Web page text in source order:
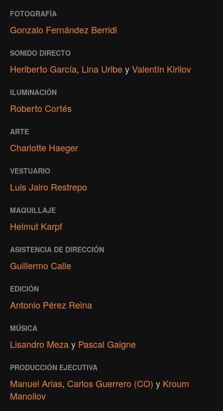
FOTOGRAFÍA
Gonzalo Fernández Berridi
SONIDO DIRECTO
Heriberto García, Lina UribeyValentín Kirilov
ILUMINACIÓN
Roberto Cortés
ARTE
Charlotte Haeger
VESTUARIO
Luis Jairo Restrepo
MAQUILLAJE
Helmut Karpf
ASISTENCIA DE DIRECCIÓN
Guillermo Calle
EDICIÓN
Antonio Pérez Reina
MÚSICA
Lisandro Mezay Pascal Gaigne
PRODUCCIÓN EJECUTIVA
Manuel Arias, Carlos Guerrero (CO) y Kroum
Manoilov